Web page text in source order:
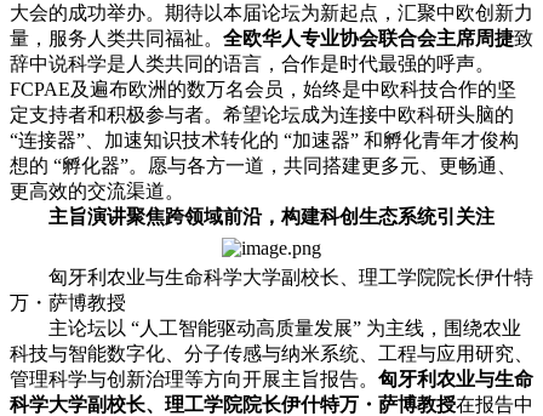
大会的成功举办。期待以本届论坛为新起点，汇聚中欧创新力
量，服务人类共同福祉。 全欧华人专业协会联合会主席周捷致
辞中说科学是人类共同的语言，合作是时代最强的呼声。
FCPAE及遍布欧洲的数万名会员，始终是中欧科技合作的坚
定支持者和积极参与者。希望论坛成为连接中欧科研头脑的
“连接器”、加速知识技术转化的 “加速器” 和孵化青年才俊构
想的 “孵化器”。愿与各方一道，共同搭建更多元、更畅通、
更高效的交流渠道。
主旨演讲聚焦跨领域前沿，构建科创生态系统引关注
匈牙利农业与生命科学大学副校长、理工学院院长伊什特
万・萨博教授
主论坛以 “人工智能驱动高质量发展” 为主线，围绕农业
科技与智能数字化、分子传感与纳米系统、工程与应用研究、
管理科学与创新治理等方向开展主旨报告。 匈牙利农业与生命
科学大学副校长、理工学院院长伊什特万・萨博教授在报告中